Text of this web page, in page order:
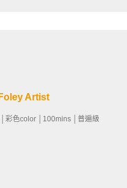
Artist
彩色color │100mins │普遍級